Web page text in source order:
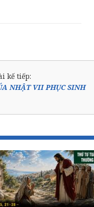
kế tiếp:
NHẬT VII PHỤC SINH